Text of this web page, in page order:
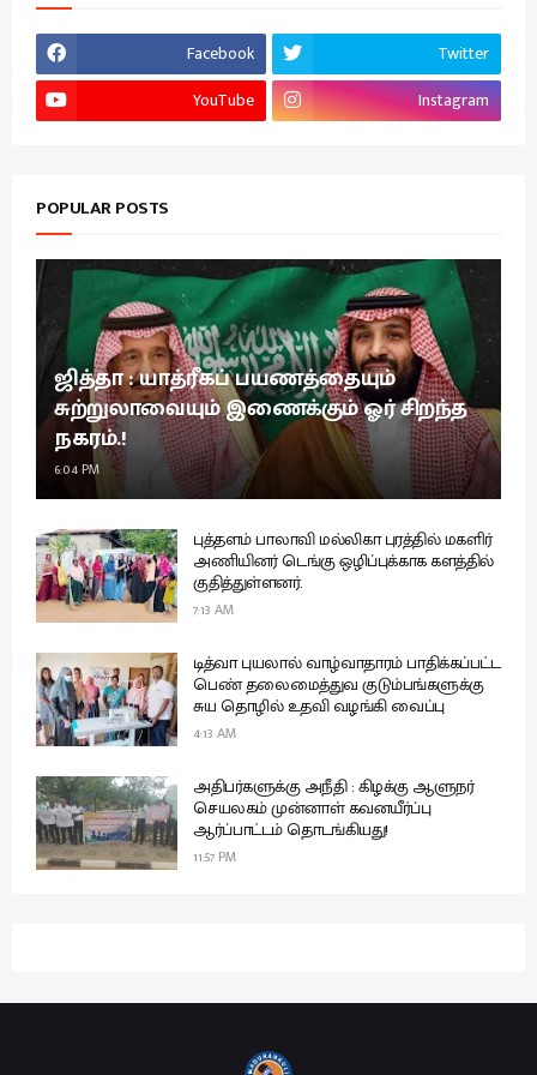
Facebook
Twitter
YouTube
Instagram
POPULAR POSTS
ஜித்தா : யாத்ரீகப் பயணத்தையும்
சுற்றுலாவையும் இணைக்கும் ஓர் சிறந்த
நகரம்.!
6:04 PM
புத்தளம் பாலாவி மல்லிகா புரத்தில் மகளிர்
அணியினர் டெங்கு ஒழிப்புக்காக களத்தில்
குதித்துள்ளனர்.
7:13 AM
டித்வா புயலால் வாழ்வாதாரம் பாதிக்கப்பட்ட
பெண் தலைமைத்துவ குடும்பங்களுக்கு
சுய தொழில் உதவி வழங்கி வைப்பு
4:13 AM
அதிபர்களுக்கு அநீதி : கிழக்கு ஆளுநர்
செயலகம் முன்னாள் கவனயீர்ப்பு
ஆர்ப்பாட்டம் தொடங்கியது!
11:57 PM